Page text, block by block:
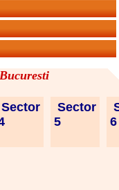
Sector
Sector
5